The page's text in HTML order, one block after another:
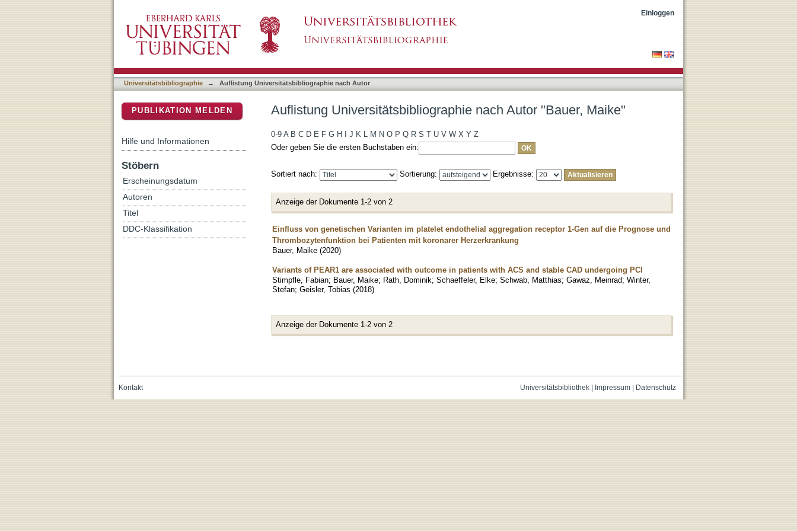
Einloggen
Universitätsbibliographie → Auflistung Universitätsbibliographie nach Autor
Auflistung Universitätsbibliographie nach Autor "Bauer, Maike"
0-9 A B C D E F G H J K L M N O P Q R S T U V W X Y Z
Oder geben Sie die ersten Buchstaben ein:
Sortiert nach: Sortierung: Ergebnisse:
Anzeige der Dokumente 1-2 von 2
Einfluss von genetischen Varianten im platelet endothelial aggregation receptor 1-Gen auf die Prognose und
Thrombozytenfunktion bei Patienten mit koronarer Herzerkrankung
Bauer, Maike (2020)
Variants of PEAR1 are associated with outcome in patients with ACS and stable CAD undergoing PCI
Stimpfle, Fabian; Bauer, Maike; Rath, Dominik; Schaeffeler, Elke; Schwab, Matthias; Gawaz, Meinrad; Winter,
Stefan; Geisler, Tobias (2018)
Anzeige der Dokumente 1-2 von 2
PUBLIKATION MELDEN
Hilfe und Informationen
Stöbern
Erscheinungsdatum
Autoren
Titel
DDC-Klassifikation
Universitätsbibliothek| Impressum| Datenschutz
Kontakt